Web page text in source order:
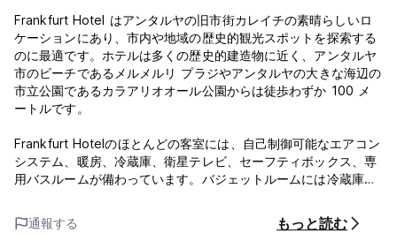
Frankfurt Hotel はアンタルヤの旧市街カレイチの素晴らしいロ
ケーションにあり、市内や地域の歴史的観光スポットを探索する
のに最適です。ホテルは多くの歴史的建造物に近く、アンタルヤ
市のビーチであるメルメルリ プラジやアンタルヤの大きな海辺の
市立公園であるカラアリオオール公園からは徒歩わずか 100 メ
ートルです。
Frankfurt Hotelのほとんどの客室には、自己制御可能なエアコン
システム、暖房、冷蔵庫、衛星テレビ、セーフティボックス、専
用バスルームが備わっています。バジェットルームには冷蔵庫も
新鮮なフルーツを含む豪華なビュッフェ式朝食をお楽しみくださ
通報する もっと読む